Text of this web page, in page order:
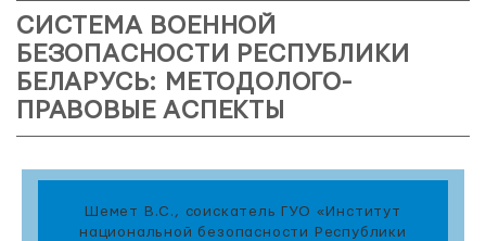
СИСТЕМА ВОЕННОЙ
БЕЗОПАСНОСТИ РЕСПУБЛИКИ
БЕЛАРУСЬ: МЕТОДОЛОГО-
ПРАВОВЫЕ АСПЕКТЫ
Шемет В.С., соискатель ГУО «Институт
национальной безопасности Республики